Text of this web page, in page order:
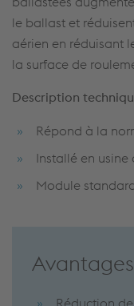
le ballast et
aérien en réduisant
la surface de
Description
Répond à la
Installé en
Module
Réduction